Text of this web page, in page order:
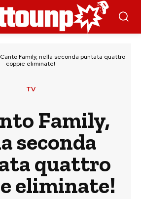
Family, nella seconda puntata quattro
coppie eliminate!
TV
Family,
seconda
quattro
eliminate!